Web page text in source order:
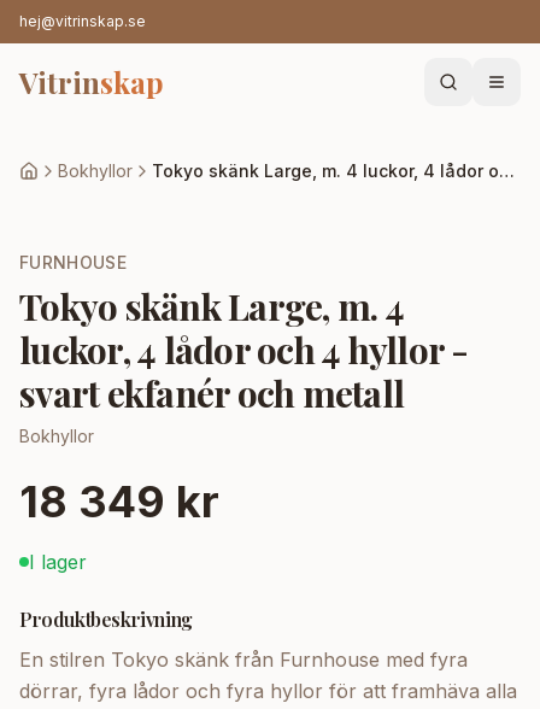
hej@vitrinskap.se
Vitrinskap
Bokhyllor Tokyo skänk Large, m. 4 luckor, 4 lådor och 4 hyllor - svart ekfanér och metall
FURNHOUSE
Tokyo skänk Large, m. 4
luckor, 4 lådor och 4 hyllor -
svart ekfanér och metall
Bokhyllor
18 349 kr
I lager
Produktbeskrivning
En stilren Tokyo skänk från Furnhouse med fyra
dörrar, fyra lådor och fyra hyllor för att framhäva alla